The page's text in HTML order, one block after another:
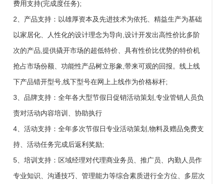
费用支持(完成度任务);
2、产品支持：以雄厚资本及先进技术为依托、精益生产为基础
以家居化、人性化的设计理念为导向,设计开发出高性价比多阶
次的产品,提供撬开市场的超低特价、具有性价比优势的特价机
抢占市场份额、功能性产品树立形象,带来可观的回报。线上线
下产品错开型号,线下型号在网上上线作为价格标杆;
3、品牌支持：全年各大型节假日促销活动策划,专业管销人员负
责对活动内容培训、协助执行
4、活动支持：全年多次节假日专业活动策划,物料及赠品免费支
持、活动任务完成后返利奖励;
5、培训支持：区域经理对代理商业务员、推广员、内勤人员作
专业知识、沟通技巧、管理能力等综合素质进行全方位、多层次